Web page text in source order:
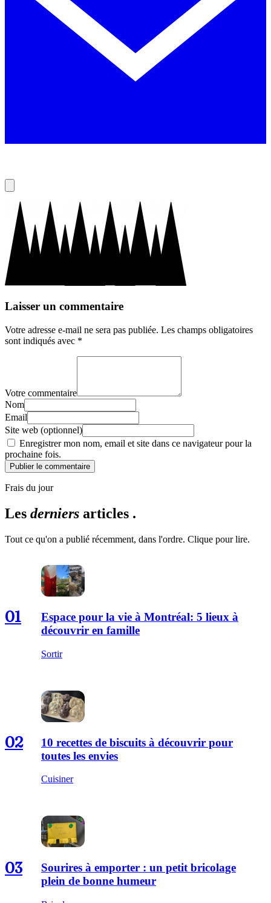
Laisser un commentaire
Votre adresse e-mail ne sera pas publiée. Les champs obligatoires
sont indiqués avec *
Votre commentaire
Nom
Email
Site web (optionnel)
Enregistrer mon nom, email et site dans ce navigateur pour la
prochaine fois.
Publier le commentaire
Frais du jour
Les derniers articles .
Tout ce qu'on a publié récemment, dans l'ordre. Clique pour lire.
01
Espace pour la vie à Montréal: 5 lieux à
découvrir en famille
Sortir
02
10 recettes de biscuits à découvrir pour
toutes les envies
Cuisiner
03
Sourires à emporter : un petit bricolage
plein de bonne humeur